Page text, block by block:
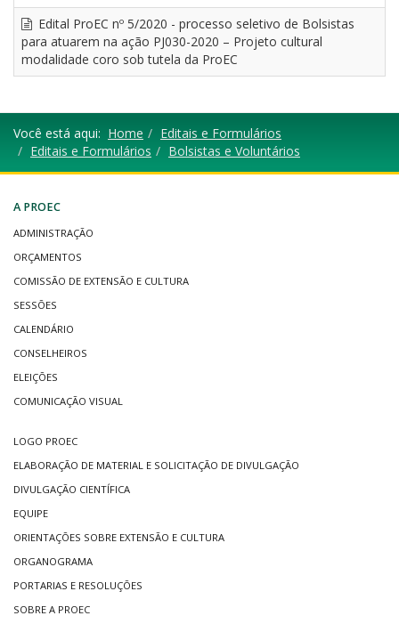
Edital ProEC nº 5/2020 - processo seletivo de Bolsistas
para atuarem na ação PJ030-2020 – Projeto cultural
modalidade coro sob tutela da ProEC
Você está aqui: Home
Editais e Formulários
Editais e Formulários
Bolsistas e Voluntários
A PROEC
ADMINISTRAÇÃO
ORÇAMENTOS
COMISSÃO DE EXTENSÃO E CULTURA
SESSÕES
CALENDÁRIO
CONSELHEIROS
ELEIÇÕES
COMUNICAÇÃO VISUAL
LOGO PROEC
ELABORAÇÃO DE MATERIAL E SOLICITAÇÃO DE DIVULGAÇÃO
DIVULGAÇÃO CIENTÍFICA
EQUIPE
ORIENTAÇÕES SOBRE EXTENSÃO E CULTURA
ORGANOGRAMA
PORTARIAS E RESOLUÇÕES
SOBRE A PROEC